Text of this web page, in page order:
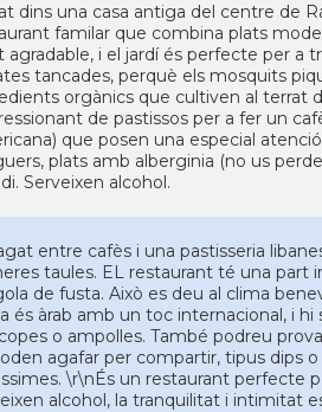
dins una casa antiga del centre de
familar que combina plats
agradable, i el jardí és perfecte per a
tancades, perquè els mosquits
orgànics que cultiven al terrat
de pastissos per a fer un
que posen una especial
plats amb alberginia (no us
Serveixen alcohol.
entre cafès i una pastisseria
taules. EL restaurant té una part
de fusta. Això es deu al clima
és àrab amb un toc internacional, i
o ampolles. També podreu
agafar per compartir, tipus dips
\r\nÉs un restaurant perfecte
alcohol, la tranquilitat i intimitat